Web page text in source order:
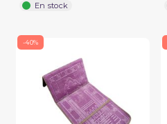
En stock
-40%